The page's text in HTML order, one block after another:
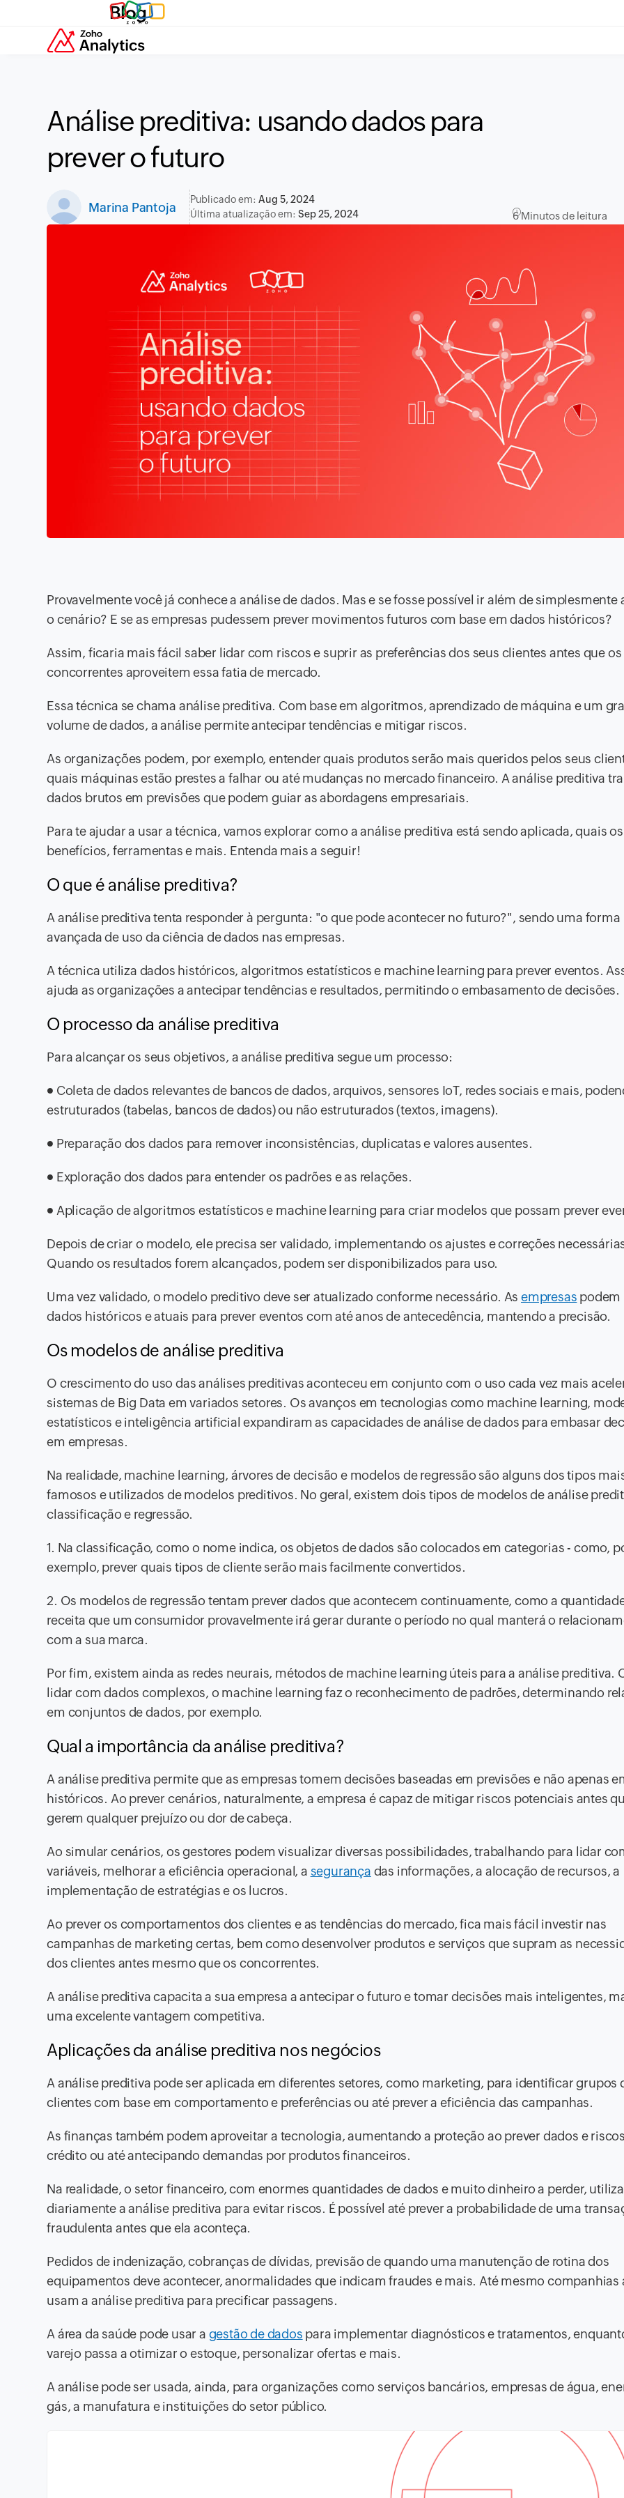
Blog
Análise preditiva: usando dados para
prever o futuro
Marina Pantoja
Publicado em:Aug 5, 2024
Última atualização em:Sep 25, 2024 6 Minutos de leitura
Provavelmente você já conhece a análise de dados. Mas e se fosse possível ir além de simplesmente
o cenário? E se as empresas pudessem prever movimentos futuros com base em dados históricos?
Assim, ficaria mais fácil saber lidar com riscos e suprir as preferências dos seus clientes antes que os
concorrentes aproveitem essa fatia de mercado.
Essa técnica se chama análise preditiva. Com base em algoritmos, aprendizado de máquina e um
volume de dados, a análise permite antecipar tendências e mitigar riscos.
As organizações podem, por exemplo, entender quais produtos serão mais queridos pelos seus
quais máquinas estão prestes a falhar ou até mudanças no mercado financeiro. A análise preditiva
dados brutos em previsões que podem guiar as abordagens empresariais.
Para te ajudar a usar a técnica, vamos explorar como a análise preditiva está sendo aplicada, quais os
benefícios, ferramentas e mais. Entenda mais a seguir!
O que é análise preditiva?
A análise preditiva tenta responder à pergunta: "o que pode acontecer no futuro?", sendo uma forma
avançada de uso da ciência de dados nas empresas.
A técnica utiliza dados históricos, algoritmos estatísticos e machine learning para prever eventos.
ajuda as organizações a antecipar tendências e resultados, permitindo o embasamento de decisões.
O processo da análise preditiva
Para alcançar os seus objetivos, a análise preditiva segue um processo:
● Coleta de dados relevantes de bancos de dados, arquivos, sensores IoT, redes sociais e mais,
estruturados (tabelas, bancos de dados) ou não estruturados (textos, imagens).
● Preparação dos dados para remover inconsistências, duplicatas e valores ausentes.
● Exploração dos dados para entender os padrões e as relações.
● Aplicação de algoritmos estatísticos e machine learning para criar modelos que possam prever
Depois de criar o modelo, ele precisa ser validado, implementando os ajustes e correções
Quando os resultados forem alcançados, podem ser disponibilizados para uso.
Uma vez validado, o modelo preditivo deve ser atualizado conforme necessário. Asempresas podem
dados históricos e atuais para prever eventos com até anos de antecedência, mantendo a precisão.
Os modelos de análise preditiva
O crescimento do uso das análises preditivas aconteceu em conjunto com o uso cada vez mais
sistemas de Big Data em variados setores. Os avanços em tecnologias como machine learning,
estatísticos e inteligência artificial expandiram as capacidades de análise de dados para embasar
em empresas.
Na realidade, machine learning, árvores de decisão e modelos de regressão são alguns dos tipos
famosos e utilizados de modelos preditivos. No geral, existem dois tipos de modelos de análise
classificação e regressão.
1. Na classificação, como o nome indica, os objetos de dados são colocados em categorias - como,
exemplo, prever quais tipos de cliente serão mais facilmente convertidos.
2. Os modelos de regressão tentam prever dados que acontecem continuamente, como a
receita que um consumidor provavelmente irá gerar durante o período no qual manterá o
com a sua marca.
Por fim, existem ainda as redes neurais, métodos de machine learning úteis para a análise preditiva.
lidar com dados complexos, o machine learning faz o reconhecimento de padrões, determinando
em conjuntos de dados, por exemplo.
Qual a importância da análise preditiva?
A análise preditiva permite que as empresas tomem decisões baseadas em previsões e não apenas
históricos. Ao prever cenários, naturalmente, a empresa é capaz de mitigar riscos potenciais antes
gerem qualquer prejuízo ou dor de cabeça.
Ao simular cenários, os gestores podem visualizar diversas possibilidades, trabalhando para lidar
variáveis, melhorar a eficiência operacional, a segurança das informações, a alocação de recursos, a
implementação de estratégias e os lucros.
Ao prever os comportamentos dos clientes e as tendências do mercado, fica mais fácil investir nas
campanhas de marketing certas, bem como desenvolver produtos e serviços que supram as
dos clientes antes mesmo que os concorrentes.
A análise preditiva capacita a sua empresa a antecipar o futuro e tomar decisões mais inteligentes,
uma excelente vantagem competitiva.
Aplicações da análise preditiva nos negócios
A análise preditiva pode ser aplicada em diferentes setores, como marketing, para identificar grupos
clientes com base em comportamento e preferências ou até prever a eficiência das campanhas.
As finanças também podem aproveitar a tecnologia, aumentando a proteção ao prever dados e
crédito ou até antecipando demandas por produtos financeiros.
Na realidade, o setor financeiro, com enormes quantidades de dados e muito dinheiro a perder, utiliza
diariamente a análise preditiva para evitar riscos. É possível até prever a probabilidade de uma
fraudulenta antes que ela aconteça.
Pedidos de indenização, cobranças de dívidas, previsão de quando uma manutenção de rotina dos
equipamentos deve acontecer, anormalidades que indicam fraudes e mais. Até mesmo companhias
usam a análise preditiva para precificar passagens.
A área da saúde pode usar a gestão de dados para implementar diagnósticos e tratamentos,
varejo passa a otimizar o estoque, personalizar ofertas e mais.
A análise pode ser usada, ainda, para organizações como serviços bancários, empresas de água,
gás, a manufatura e instituições do setor público.